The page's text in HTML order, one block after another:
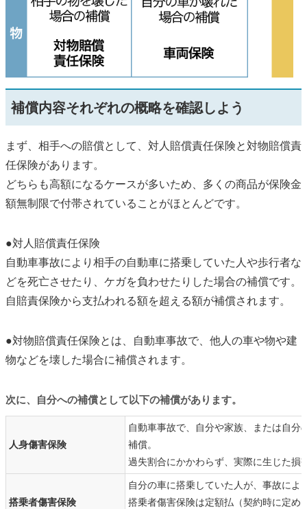
補償内容それぞれの概略を確認しよう
まず、相手への賠償として、対人賠償責任保険と対物賠償責
任保険があります。
どちらも高額になるケースが多いため、多くの商品が保険金
額無制限で付帯されていることがほとんどです。
●対人賠償責任保険
自動車事故により相手の自動車に搭乗していた人や歩行者な
どを死亡させたり、ケガを負わせたりした場合の補償です。
自賠責保険から支払われる額を超える額が補償されます。
●対物賠償責任保険とは、自動車事故で、他人の車や物や建
物などを壊した場合に補償されます。
次に、自分への補償として以下の補償があります。
人身傷害保険
自動車事故で、自分や家族、または自
補償。
過失割合にかかわらず、実際に生じた損
搭乗者傷害保険
自分の車に搭乗していた人が、事故によ
搭乗者傷害保険は定額払（契約時に定め